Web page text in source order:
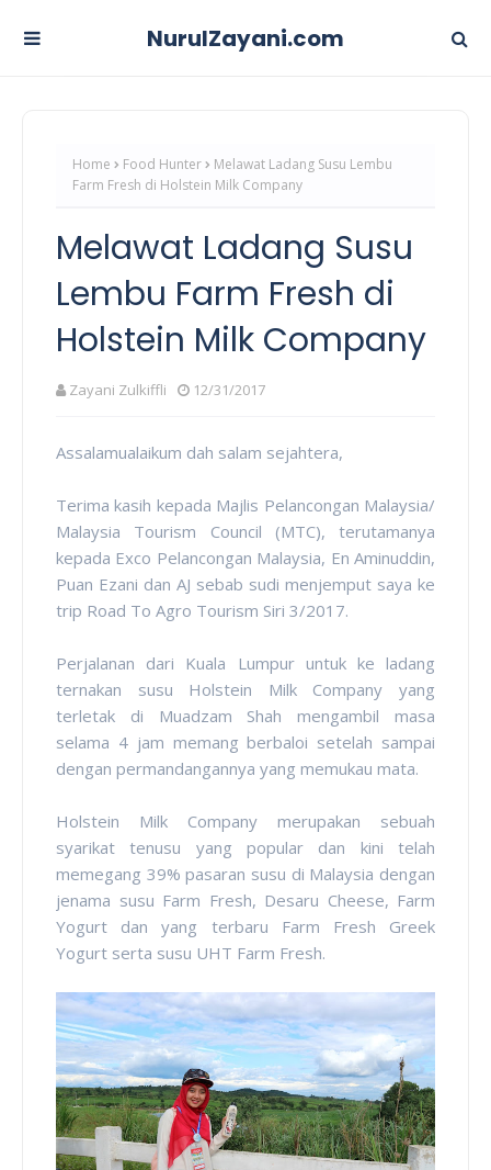
NurulZayani.com
Home Food Hunter
Melawat Ladang Susu Lembu
Farm Fresh di Holstein Milk Company
Melawat Ladang Susu
Lembu Farm Fresh di
Holstein Milk Company
Zayani Zulkiffli 12/31/2017
Assalamualaikum dah salam sejahtera,
Terima kasih kepada Majlis Pelancongan Malaysia/
Malaysia Tourism Council (MTC), terutamanya
kepada Exco Pelancongan Malaysia, En Aminuddin,
Puan Ezani dan AJ sebab sudi menjemput saya ke
trip Road To Agro Tourism Siri 3/2017.
Perjalanan dari Kuala Lumpur untuk ke ladang
ternakan susu Holstein Milk Company yang
terletak di Muadzam Shah mengambil masa
selama 4 jam memang berbaloi setelah sampai
dengan permandangannya yang memukau mata.
Holstein Milk Company merupakan sebuah
syarikat tenusu yang popular dan kini telah
memegang 39% pasaran susu di Malaysia dengan
jenama susu Farm Fresh, Desaru Cheese, Farm
Yogurt dan yang terbaru Farm Fresh Greek
Yogurt serta susu UHT Farm Fresh.